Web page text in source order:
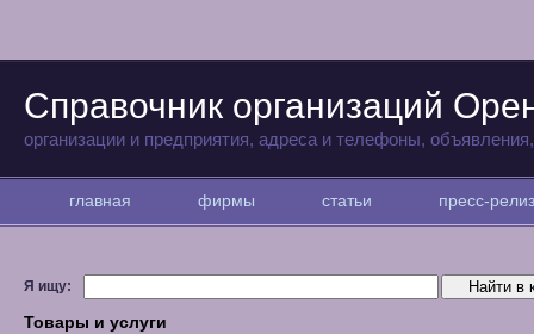
Справочник организаций
организации и предприятия, адреса и телефоны,
главная фирмы статьи пресс-
Я ищу:
Товары и услуги